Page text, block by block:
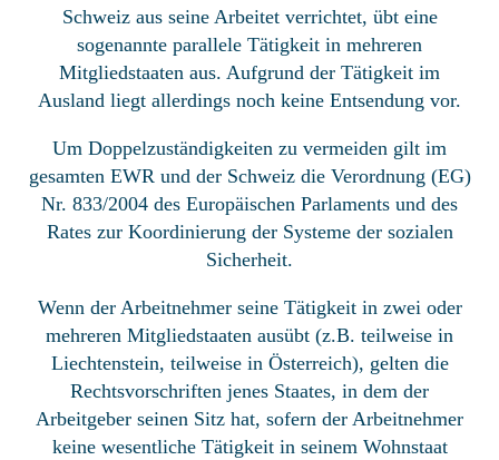
Schweiz aus seine Arbeitet verrichtet, übt eine
sogenannte parallele Tätigkeit in mehreren
Mitgliedstaaten aus. Aufgrund der Tätigkeit im
Ausland liegt allerdings noch keine Entsendung vor.
Um Doppelzuständigkeiten zu vermeiden gilt im
gesamten EWR und der Schweiz die Verordnung (EG)
Nr. 833/2004 des Europäischen Parlaments und des
Rates zur Koordinierung der Systeme der sozialen
Sicherheit.
Wenn der Arbeitnehmer seine Tätigkeit in zwei oder
mehreren Mitgliedstaaten ausübt (z.B. teilweise in
Liechtenstein, teilweise in Österreich), gelten die
Rechtsvorschriften jenes Staates, in dem der
Arbeitgeber seinen Sitz hat, sofern der Arbeitnehmer
keine wesentliche Tätigkeit in seinem Wohnstaat